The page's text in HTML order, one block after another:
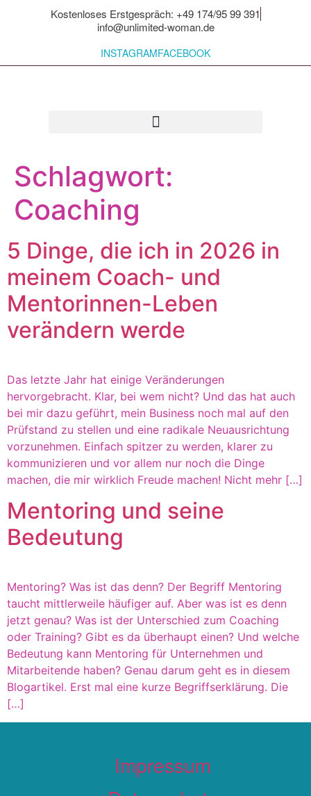
Kostenloses Erstgespräch: +49 174/95 99 391
info@unlimited-woman.de
INSTAGRAMFACEBOOK
Schlagwort:
Coaching
5 Dinge, die ich in 2026 in
meinem Coach- und
Mentorinnen-Leben
verändern werde
Das letzte Jahr hat einige Veränderungen
hervorgebracht. Klar, bei wem nicht? Und das hat auch
bei mir dazu geführt, mein Business noch mal auf den
Prüfstand zu stellen und eine radikale Neuausrichtung
vorzunehmen. Einfach spitzer zu werden, klarer zu
kommunizieren und vor allem nur noch die Dinge
machen, die mir wirklich Freude machen! Nicht mehr […]
Mentoring und seine
Bedeutung
Mentoring? Was ist das denn? Der Begriff Mentoring
taucht mittlerweile häufiger auf. Aber was ist es denn
jetzt genau? Was ist der Unterschied zum Coaching
oder Training? Gibt es da überhaupt einen? Und welche
Bedeutung kann Mentoring für Unternehmen und
Mitarbeitende haben? Genau darum geht es in diesem
Blogartikel. Erst mal eine kurze Begriffserklärung. Die
[…]
Impressum